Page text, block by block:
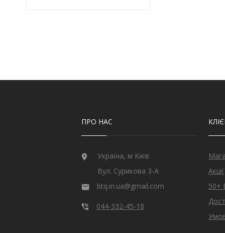
Перидот єгипетський
Рубін монгольський 2
Рубін рожевий
10
ПРО НАС
Україна, м Київ
Вул. Сурикова 3-А
btq.in.ua@gmail.com
044-332-45-18
Акції
50+